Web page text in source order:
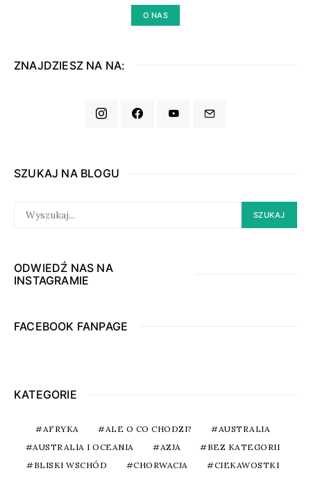
O NAS
ZNAJDZIESZ NA NA:
SZUKAJ NA BLOGU
FOR:
SZUKAJ
ODWIEDŹ NAS NA
INSTAGRAMIE
FACEBOOK FANPAGE
KATEGORIE
AFRYKA ALE O CO CHODZI?
AUSTRALIA
AUSTRALIA I OCEANIA
AZJA
BEZ KATEGORII
BLISKI WSCHÓD
CHORWACJA
CIEKAWOSTKI